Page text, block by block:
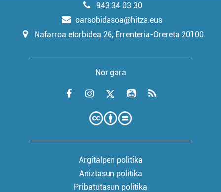
943 34 03 30
oarsobidasoa@hitza.eus
Nafarroa etorbidea 26, Errenteria-Orereta 20100
Nor gara
Argitalpen politika
Aniztasun politika
Pribatutasun politika